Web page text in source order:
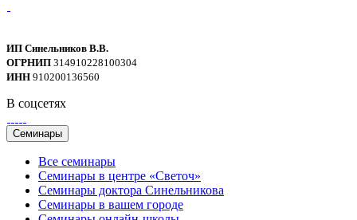
ИП Синельников В.В.
ОГРНИП 314910228100304
ИНН 910200136560
В соцсетях
Семинары
Все семинары
Семинары в центре «Светоч»
Семинары доктора Синельникова
Семинары в вашем городе